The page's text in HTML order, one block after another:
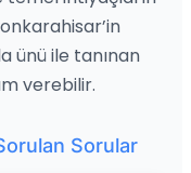
ünü ile tanınan
verebilir.
Sorular